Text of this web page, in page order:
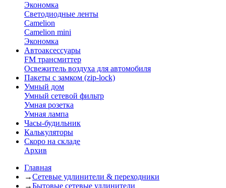
Экономка
Светодиодные ленты
Camelion
Camelion mini
Экономка
Автоаксессуары
FM трансмиттер
Освежитель воздуха для автомобиля
Пакеты с замком (zip-lock)
Умный дом
Умный сетевой фильтр
Умная розетка
Умная лампа
Часы-будильник
Калькуляторы
Скоро на складе
Архив
Главная
→Сетевые удлинители & переходники
→Бытовые сетевые удлинители